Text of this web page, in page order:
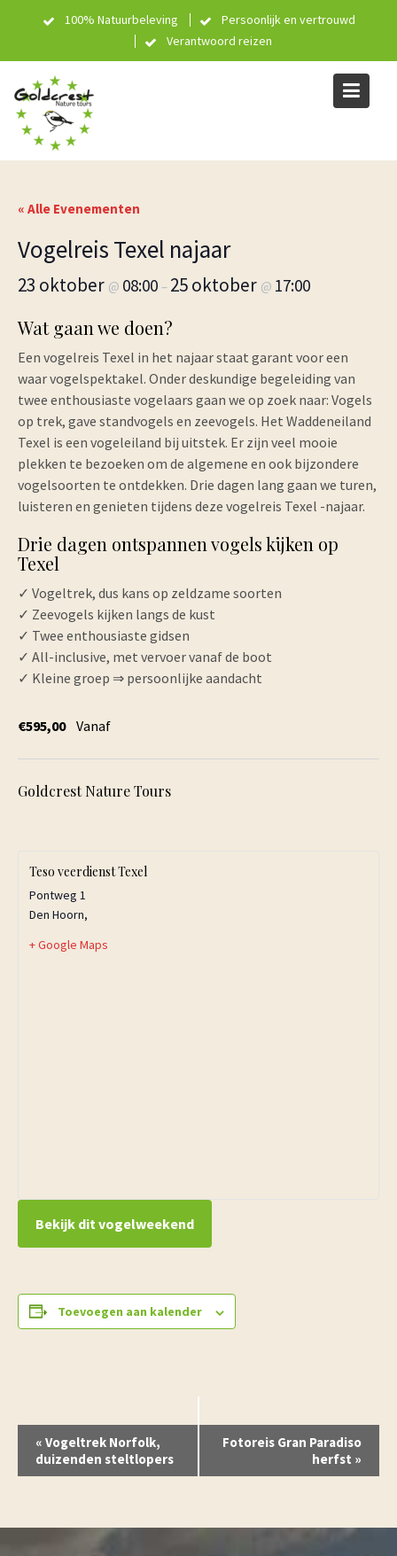
100% Natuurbeleving
Persoonlijk en vertrouwd
Verantwoord reizen
« Alle Evenementen
Vogelreis Texel najaar
23 oktober @ 08:00 – 25 oktober @ 17:00
Wat gaan we doen?
Een vogelreis Texel in het najaar staat garant voor een
waar vogelspektakel. Onder deskundige begeleiding van
twee enthousiaste vogelaars gaan we op zoek naar: Vogels
op trek, gave standvogels en zeevogels. Het Waddeneiland
Texel is een vogeleiland bij uitstek. Er zijn veel mooie
plekken te bezoeken om de algemene en ook bijzondere
vogelsoorten te ontdekken. Drie dagen lang gaan we turen,
luisteren en genieten tijdens deze vogelreis Texel -najaar.
Drie dagen ontspannen vogels kijken op
Texel
✓ Vogeltrek, dus kans op zeldzame soorten
✓ Zeevogels kijken langs de kust
✓ Twee enthousiaste gidsen
✓ All-inclusive, met vervoer vanaf de boot
✓ Kleine groep ⇒ persoonlijke aandacht
€595,00 Vanaf
Goldcrest Nature Tours
Teso veerdienst Texel
Pontweg 1
Den Hoorn,
+ Google Maps
Bekijk dit vogelweekend
Toevoegen aan kalender
e
m
« Vogeltrek Norfolk,
duizenden steltlopers
Fotoreis Gran Paradiso
herfst »